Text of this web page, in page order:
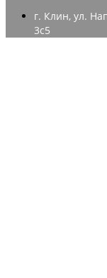
г. Клин, ул.
3с5